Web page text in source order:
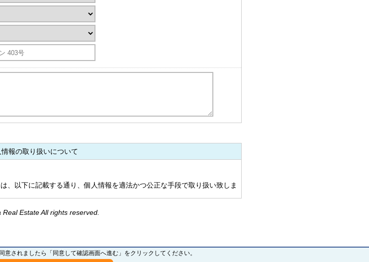
報の取り扱いについて
以下に記載する通り、個人情報を適法かつ公正な手段で取り扱い致しま
業、リフォーム業務、保険業務、IT業務、投資業務及びコンサルタント
制作、開発、販売、賃貸借、保守、運営管理業務、スマートフォン及びタ
Real Estate All rights reserved.
意されましたら「同意して確認画面へ進む」をクリックしてください。